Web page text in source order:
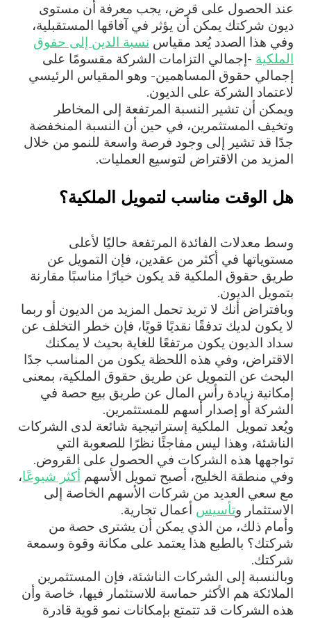
عند الحصول على قرض، يجب معرفة أن مستوى
ديون شركتك يمكن أن يؤثر في آفاقها المستقبلية،
وفي هذا الصدد يُعد مقياس نسبة الدين إلى حقوق
الملكية -إجمالي التزامات الشركة مقسومًا على
إجمالي حقوق المساهمين- وهو المقياس الرئيسي
لاعتماد الشركة على الديون.
ويمكن أن تشير النسبة المرتفعة إلى المخاطر
وتخيف المستثمرين، في حين أن النسبة المنخفضة
جدًا قد تشير إلى وجود فرصة واسعة للنمو من خلال
المزيد من الاقتراض لتوسيع العمليات.
هل الوقت مناسب لتمويل الملكية؟
وسط معدلات الفائدة المرتفعة حاليًا لأعلى
مستوياتها في أكثر من عقدين، فإن التمويل عن
طريق حقوق الملكية قد يكون خيارًا مناسبًا مقارنة
بتمويل الديون.
وبافتراض أنك لا تريد تحمل المزيد من الديون أو ربما
لا يكون لديك تدفقًا نقديًا قويًا، فإن خطر التخلف عن
سداد الديون يكون مرتفعًا للغاية بحيث لا يمكنك
الاقتراض، وفي هذه اللحظة يكون من المناسب جدًا
البحث عن التمويل عن طريق حقوق الملكية، بمعنى
إمكانية زيادة رأس المال عن طريق بيع حصة في
الشركة أو إصدار أسهم للمستثمرين.
ويُعد تمويل الملكية إستراتيجية شائعة لدى الشركات
الناشئة، وهذا ليس مفاجئًا نظرًا للصعوبة التي
تواجهها هذه الشركات في الحصول على القروض.
وفي منطقة الخليج، أصبح تمويل الأسهم أكثر شيوعًا،
مع سعي العديد من شركات الأسهم الخاصة إلى
الاستثمار وتأسيس أعمال تجارية.
وأمام ذلك، من الذي يمكن أن يشترى حصة من
شركتك؟ بالطبع هذا يعتمد على مكانة وقوة وسمعة
شركتك.
وبالنسبة إلى الشركات الناشئة، فإن المستثمرين
الملائكة هم الأكثر حماسة للاستثمار فيها، خاصة وأن
هذه الشركات قد تتمتع بإمكانات نمو قوية قادرة